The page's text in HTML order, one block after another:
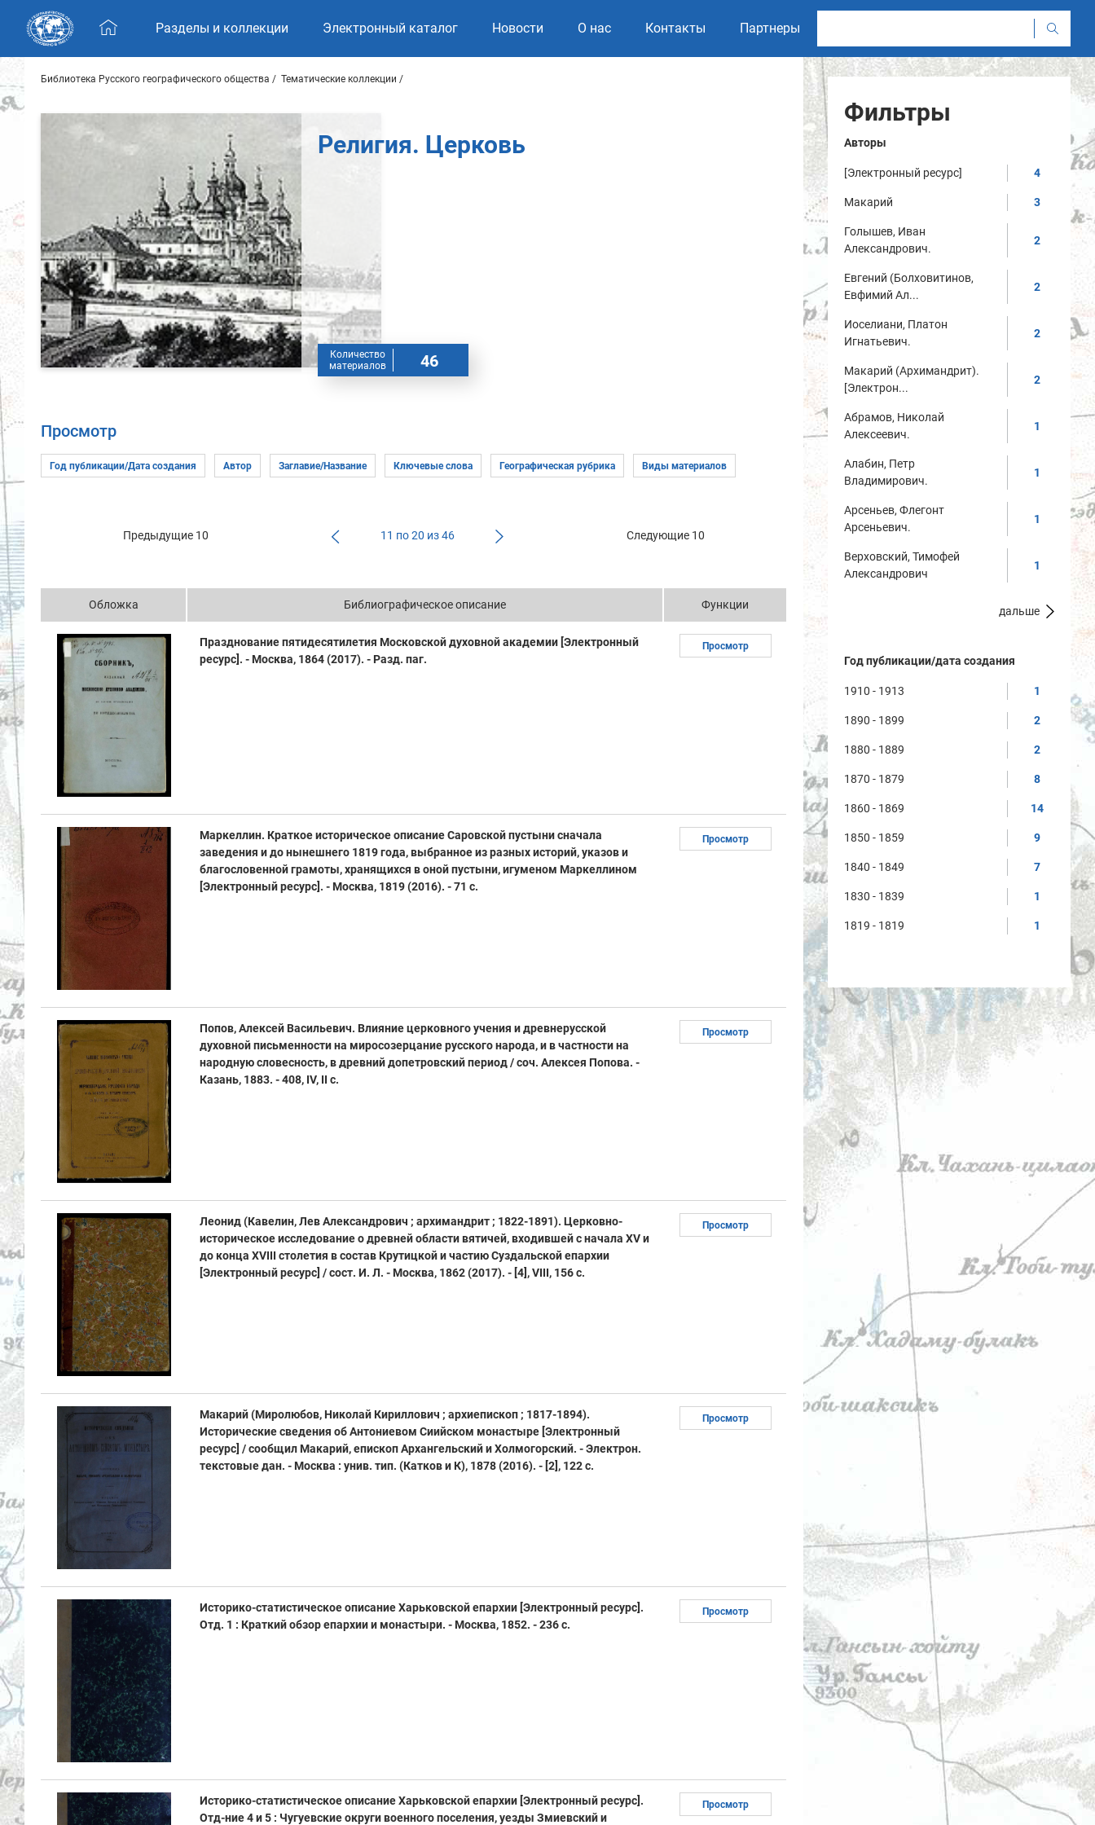
Skip navigation
Разделы и коллекции Электронный каталог Новости О нас Контакты Партнеры
Библиотека Русского географического общества Тематические коллекции
Религия. Церковь
Количество
материалов
46
Просмотр
Предыдущие 10 11 по 20 из 46 Следующие 10
Обложка Библиографическое описание Функции
Празднование пятидесятилетия Московской духовной академии [Электронный
ресурс]. - Москва, 1864 (2017). - Разд. паг.
Просмотр
Маркеллин. Краткое историческое описание Саровской пустыни сначала
заведения и до нынешнего 1819 года, выбранное из разных историй, указов и
благословенной грамоты, хранящихся в оной пустыни, игуменом Маркеллином
[Электронный ресурс]. - Москва, 1819 (2016). - 71 с.
Просмотр
Попов, Алексей Васильевич. Влияние церковного учения и древнерусской
духовной письменности на миросозерцание русского народа, и в частности на
народную словесность, в древний допетровский период / соч. Алексея Попова. -
Казань, 1883. - 408, IV, II с.
Просмотр
Леонид (Кавелин, Лев Александрович ; архимандрит ; 1822-1891). Церковно-
историческое исследование о древней области вятичей, входившей с начала XV и
до конца XVIII столетия в состав Крутицкой и частию Суздальской епархии
[Электронный ресурс] / сост. И. Л. - Москва, 1862 (2017). - [4], VIII, 156 с.
Просмотр
Макарий (Миролюбов, Николай Кириллович ; архиепископ ; 1817-1894).
Исторические сведения об Антониевом Сиийском монастыре [Электронный
ресурс] / сообщил Макарий, епископ Архангельский и Холмогорский. - Электрон.
текстовые дан. - Москва : унив. тип. (Катков и К), 1878 (2016). - [2], 122 с.
Просмотр
Историко-статистическое описание Харьковской епархии [Электронный ресурс].
Отд. 1 : Краткий обзор епархии и монастыри. - Москва, 1852. - 236 с.
Просмотр
Историко-статистическое описание Харьковской епархии [Электронный ресурс].
Отд-ние 4 и 5 : Чугуевские округи военного поселения, уезды Змиевский и
Просмотр
Фильтры
Авторы
[Электронный ресурс] 4
Макарий 3
Голышев, Иван
Александрович.
2
Евгений (Болховитинов,
Евфимий Ал...
2
Иоселиани, Платон
Игнатьевич.
2
Макарий (Архимандрит).
[Электрон...
2
Абрамов, Николай
Алексеевич.
1
Алабин, Петр
Владимирович.
1
Арсеньев, Флегонт
Арсеньевич.
1
Верховский, Тимофей
Александрович
1
дальше
Год публикации/дата создания
1910 - 1913 1
1890 - 1899 2
1880 - 1889 2
1870 - 1879 8
1860 - 1869 14
1850 - 1859 9
1840 - 1849 7
1830 - 1839 1
1819 - 1819 1